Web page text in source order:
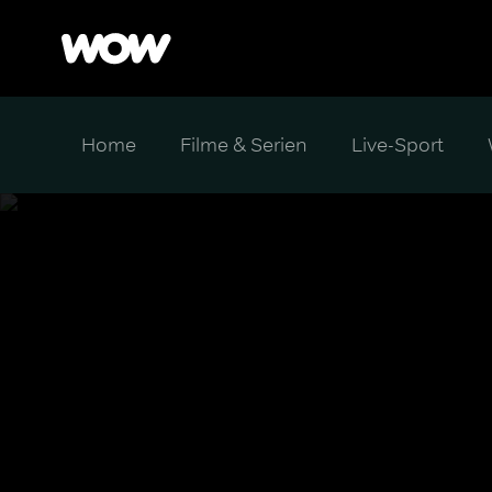
Home Filme & Serien Live-Sport